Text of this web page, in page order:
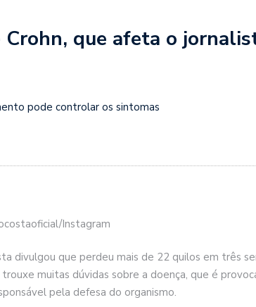
Crohn, que afeta o
pode controlar os sintomas
Instagram
divulgou que perdeu mais de 22 quilos em três
muitas dúvidas sobre a doença, que é
pela defesa do organismo.